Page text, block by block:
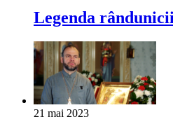
Legenda
21 mai 2023